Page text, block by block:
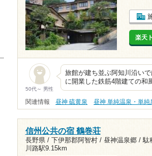
楽天
50代～ 男性
旅館が建ち並ぶ阿知川沿い
に開業した鉄筋4階建ての
関連情報 昼神 硫黄泉 昼神 単純温泉・単純
信州公共の宿 鶴巻荘
長野県 / 下伊那郡阿智村 / 昼神温泉郷 /駄
川路駅9.15km